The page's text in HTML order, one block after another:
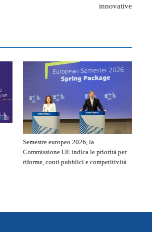
innovative
Semestre europeo 2026, la
Commissione UE indica le priorità per
riforme, conti pubblici e competitività